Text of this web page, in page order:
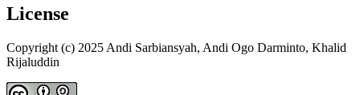
License
Copyright (c) 2025 Andi Sarbiansyah, Andi Ogo Darminto, Khalid
Rijaluddin